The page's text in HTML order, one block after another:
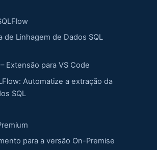
de Linhagem de Dados SQL
Extensão para VS Code
Automatize a extração da
SQL
para a versão On-Premise